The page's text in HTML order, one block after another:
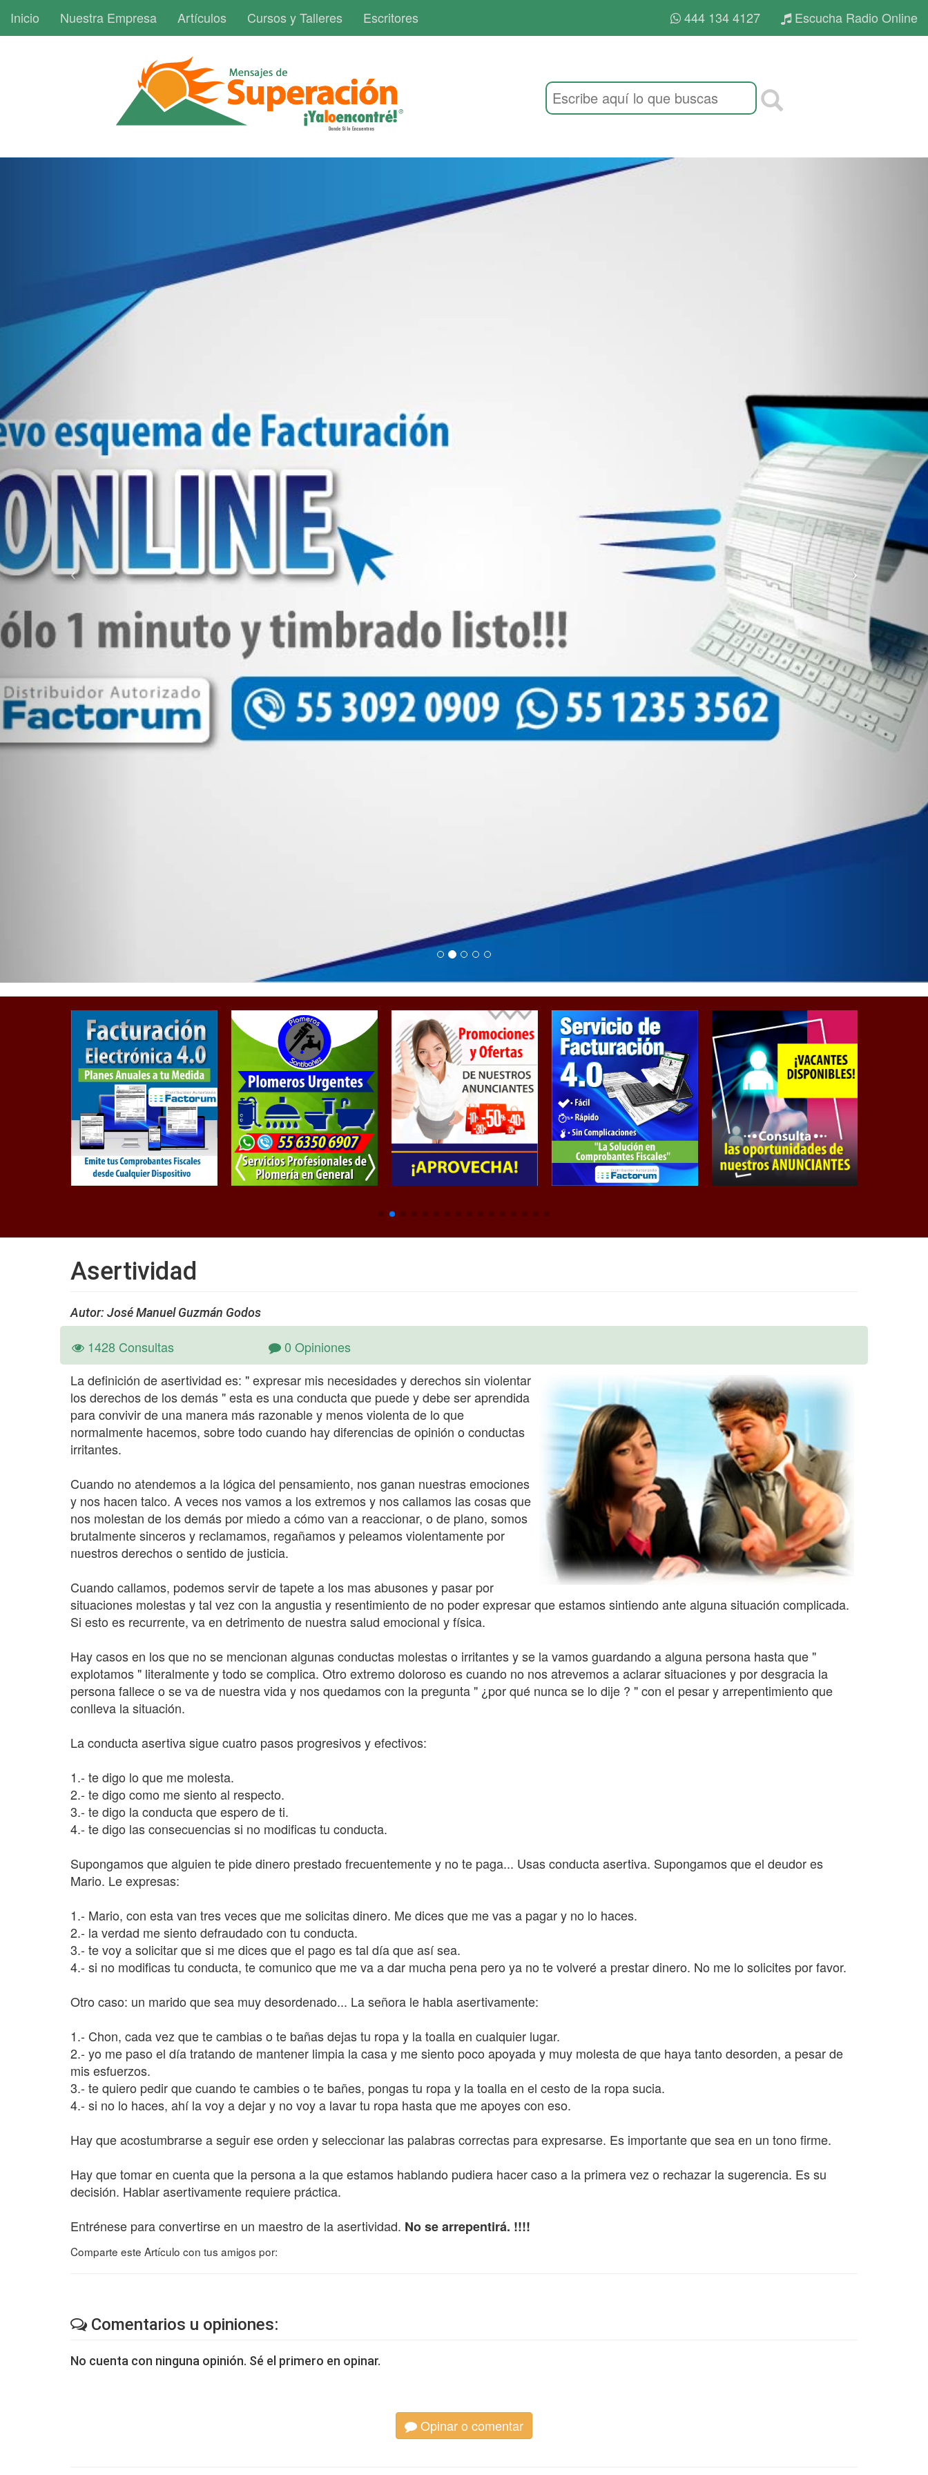
Inicio Nuestra Empresa Artículos Cursos y Talleres Escritores 444 134 4127 Escucha Radio Online
Asertividad
Autor: José Manuel Guzmán Godos
1428 Consultas
0 Opiniones
La definición de asertividad es: " expresar mis necesidades y derechos sin violentar
los derechos de los demás " esta es una conducta que puede y debe ser aprendida
para convivir de una manera más razonable y menos violenta de lo que
normalmente hacemos, sobre todo cuando hay diferencias de opinión o conductas
irritantes.
Cuando no atendemos a la lógica del pensamiento, nos ganan nuestras emociones
y nos hacen talco. A veces nos vamos a los extremos y nos callamos las cosas que
nos molestan de los demás por miedo a cómo van a reaccionar, o de plano, somos
brutalmente sinceros y reclamamos, regañamos y peleamos violentamente por
nuestros derechos o sentido de justicia.
Cuando callamos, podemos servir de tapete a los mas abusones y pasar por
situaciones molestas y tal vez con la angustia y resentimiento de no poder expresar que estamos sintiendo ante alguna situación complicada.
Si esto es recurrente, va en detrimento de nuestra salud emocional y física.
Hay casos en los que no se mencionan algunas conductas molestas o irritantes y se la vamos guardando a alguna persona hasta que "
explotamos " literalmente y todo se complica. Otro extremo doloroso es cuando no nos atrevemos a aclarar situaciones y por desgracia la
persona fallece o se va de nuestra vida y nos quedamos con la pregunta " ¿por qué nunca se lo dije ? " con el pesar y arrepentimiento que
conlleva la situación.
La conducta asertiva sigue cuatro pasos progresivos y efectivos:
1.- te digo lo que me molesta.
2.- te digo como me siento al respecto.
3.- te digo la conducta que espero de ti.
4.- te digo las consecuencias si no modificas tu conducta.
Supongamos que alguien te pide dinero prestado frecuentemente y no te paga... Usas conducta asertiva. Supongamos que el deudor es
Mario. Le expresas:
1.- Mario, con esta van tres veces que me solicitas dinero. Me dices que me vas a pagar y no lo haces.
2.- la verdad me siento defraudado con tu conducta.
3.- te voy a solicitar que si me dices que el pago es tal día que así sea.
4.- si no modificas tu conducta, te comunico que me va a dar mucha pena pero ya no te volveré a prestar dinero. No me lo solicites por favor.
Otro caso: un marido que sea muy desordenado... La señora le habla asertivamente:
1.- Chon, cada vez que te cambias o te bañas dejas tu ropa y la toalla en cualquier lugar.
2.- yo me paso el día tratando de mantener limpia la casa y me siento poco apoyada y muy molesta de que haya tanto desorden, a pesar de
mis esfuerzos.
3.- te quiero pedir que cuando te cambies o te bañes, pongas tu ropa y la toalla en el cesto de la ropa sucia.
4.- si no lo haces, ahí la voy a dejar y no voy a lavar tu ropa hasta que me apoyes con eso.
Hay que acostumbrarse a seguir ese orden y seleccionar las palabras correctas para expresarse. Es importante que sea en un tono firme.
Hay que tomar en cuenta que la persona a la que estamos hablando pudiera hacer caso a la primera vez o rechazar la sugerencia. Es su
decisión. Hablar asertivamente requiere práctica.
Entrénese para convertirse en un maestro de la asertividad. No se arrepentirá. !!!!
Comparte este Artículo con tus amigos por:
Comentarios u opiniones:
No cuenta con ninguna opinión. Sé el primero en opinar.
Opinar o comentar